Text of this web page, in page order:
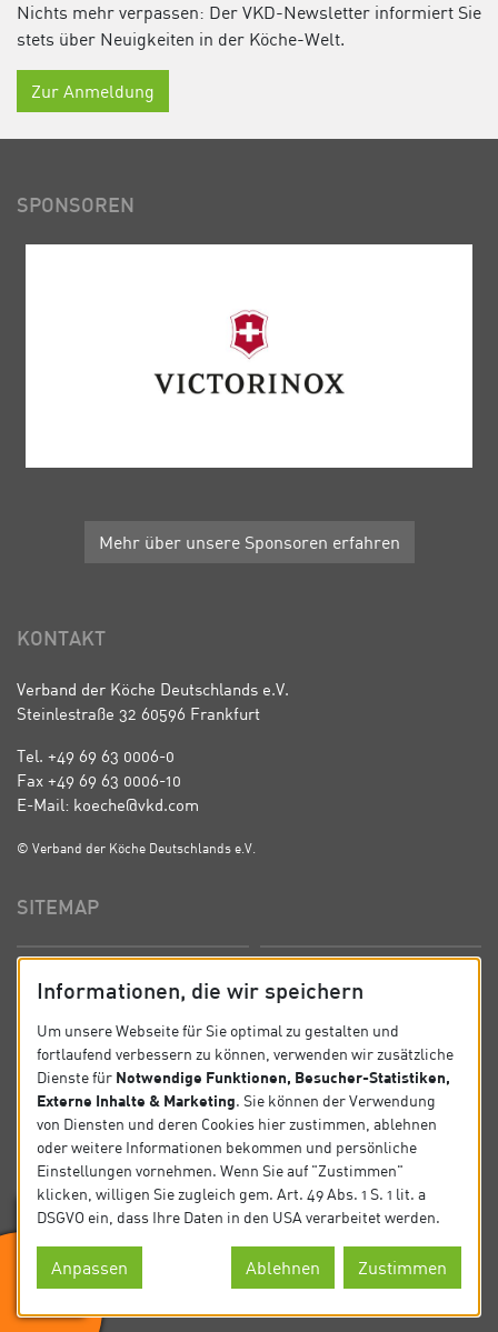
Nichts mehr verpassen: Der VKD-Newsletter informiert Sie
stets über Neuigkeiten in der Köche-Welt.
Zur Anmeldung
SPONSOREN
Mehr über unsere Sponsoren erfahren
KONTAKT
Verband der Köche Deutschlands e.V.
Steinlestraße 32 60596 Frankfurt
Tel. +49 69 63 0006-0
Fax +49 69 63 0006-10
E-Mail: koeche@vkd.com
© Verband der Köche Deutschlands e.V.
SITEMAP
News Kontakt
Datenschutz Impressum
SOCIAL
Folgen Sie uns auf Social Media.
Informationen, die wir speichern
Um unsere Webseite für Sie optimal zu gestalten und
fortlaufend verbessern zu können, verwenden wir zusätzliche
Dienste für Notwendige Funktionen, Besucher-Statistiken,
Externe Inhalte & Marketing. Sie können der Verwendung
von Diensten und deren Cookies hier zustimmen, ablehnen
oder weitere Informationen bekommen und persönliche
Einstellungen vornehmen. Wenn Sie auf "Zustimmen"
klicken, willigen Sie zugleich gem. Art. 49 Abs. 1 S. 1 lit. a
DSGVO ein, dass Ihre Daten in den USA verarbeitet werden.
Anpassen Ablehnen Zustimmen